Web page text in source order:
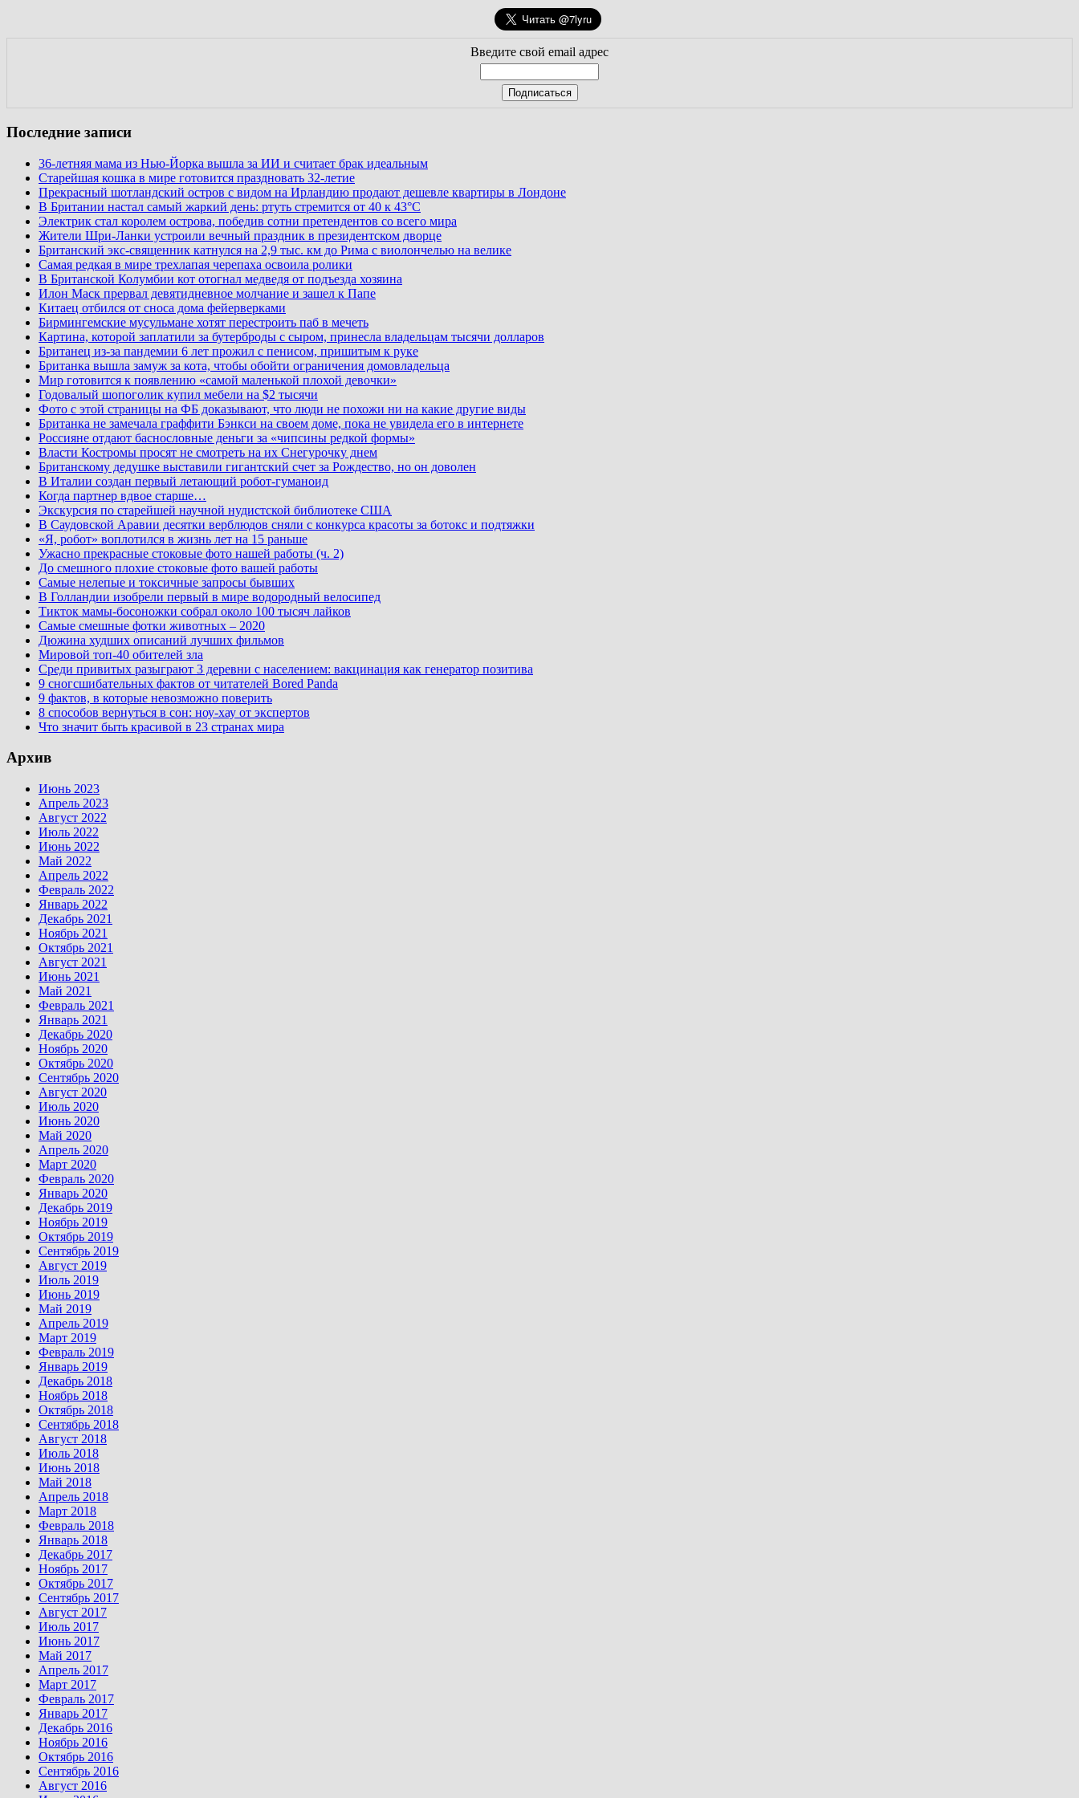
Введите свой email адрес
Последние записи
36-летняя мама из Нью-Йорка вышла за ИИ и считает брак идеальным
Старейшая кошка в мире готовится праздновать 32-летие
Прекрасный шотландский остров с видом на Ирландию продают дешевле квартиры в Лондоне
В Британии настал самый жаркий день: ртуть стремится от 40 к 43°C
Электрик стал королем острова, победив сотни претендентов со всего мира
Жители Шри-Ланки устроили вечный праздник в президентском дворце
Британский экс-священник катнулся на 2,9 тыс. км до Рима с виолончелью на велике
Самая редкая в мире трехлапая черепаха освоила ролики
В Британской Колумбии кот отогнал медведя от подъезда хозяина
Илон Маск прервал девятидневное молчание и зашел к Папе
Китаец отбился от сноса дома фейерверками
Бирмингемские мусульмане хотят перестроить паб в мечеть
Картина, которой заплатили за бутерброды с сыром, принесла владельцам тысячи долларов
Британец из-за пандемии 6 лет прожил с пенисом, пришитым к руке
Британка вышла замуж за кота, чтобы обойти ограничения домовладельца
Мир готовится к появлению «самой маленькой плохой девочки»
Годовалый шопоголик купил мебели на $2 тысячи
Фото с этой страницы на ФБ доказывают, что люди не похожи ни на какие другие виды
Британка не замечала граффити Бэнкси на своем доме, пока не увидела его в интернете
Россияне отдают баснословные деньги за «чипсины редкой формы»
Власти Костромы просят не смотреть на их Снегурочку днем
Британскому дедушке выставили гигантский счет за Рождество, но он доволен
В Италии создан первый летающий робот-гуманоид
Когда партнер вдвое старше…
Экскурсия по старейшей научной нудистской библиотеке США
В Саудовской Аравии десятки верблюдов сняли с конкурса красоты за ботокс и подтяжки
«Я, робот» воплотился в жизнь лет на 15 раньше
Ужасно прекрасные стоковые фото нашей работы (ч. 2)
До смешного плохие стоковые фото вашей работы
Самые нелепые и токсичные запросы бывших
В Голландии изобрели первый в мире водородный велосипед
Тикток мамы-босоножки собрал около 100 тысяч лайков
Самые смешные фотки животных – 2020
Дюжина худших описаний лучших фильмов
Мировой топ-40 обителей зла
Среди привитых разыграют 3 деревни с населением: вакцинация как генератор позитива
9 сногсшибательных фактов от читателей Bored Panda
9 фактов, в которые невозможно поверить
8 способов вернуться в сон: ноу-хау от экспертов
Что значит быть красивой в 23 странах мира
Архив
Июнь 2023
Апрель 2023
Август 2022
Июль 2022
Июнь 2022
Май 2022
Апрель 2022
Февраль 2022
Январь 2022
Декабрь 2021
Ноябрь 2021
Октябрь 2021
Август 2021
Июнь 2021
Май 2021
Февраль 2021
Январь 2021
Декабрь 2020
Ноябрь 2020
Октябрь 2020
Сентябрь 2020
Август 2020
Июль 2020
Июнь 2020
Май 2020
Апрель 2020
Март 2020
Февраль 2020
Январь 2020
Декабрь 2019
Ноябрь 2019
Октябрь 2019
Сентябрь 2019
Август 2019
Июль 2019
Июнь 2019
Май 2019
Апрель 2019
Март 2019
Февраль 2019
Январь 2019
Декабрь 2018
Ноябрь 2018
Октябрь 2018
Сентябрь 2018
Август 2018
Июль 2018
Июнь 2018
Май 2018
Апрель 2018
Март 2018
Февраль 2018
Январь 2018
Декабрь 2017
Ноябрь 2017
Октябрь 2017
Сентябрь 2017
Август 2017
Июль 2017
Июнь 2017
Май 2017
Апрель 2017
Март 2017
Февраль 2017
Январь 2017
Декабрь 2016
Ноябрь 2016
Октябрь 2016
Сентябрь 2016
Август 2016